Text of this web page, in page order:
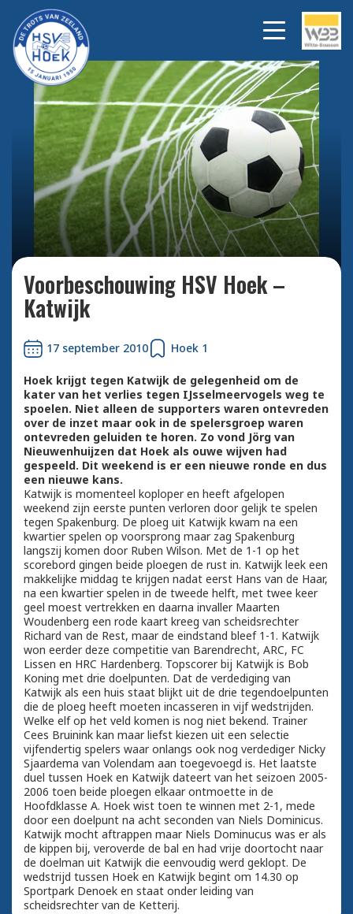
Bekijk alle foto's
Voorbeschouwing HSV Hoek –
Katwijk
17 september 2010 Hoek 1
Hoek krijgt tegen Katwijk de gelegenheid om de
kater van het verlies tegen IJsselmeervogels weg te
spoelen. Niet alleen de supporters waren ontevreden
over de inzet maar ook in de spelersgroep waren
ontevreden geluiden te horen. Zo vond Jörg van
Nieuwenhuijzen dat Hoek als ouwe wijven had
gespeeld. Dit weekend is er een nieuwe ronde en dus
een nieuwe kans.
Katwijk is momenteel koploper en heeft afgelopen
weekend zijn eerste punten verloren door gelijk te spelen
tegen Spakenburg. De ploeg uit Katwijk kwam na een
kwartier spelen op voorsprong maar zag Spakenburg
langszij komen door Ruben Wilson. Met de 1-1 op het
scorebord gingen beide ploegen de rust in. Katwijk leek een
makkelijke middag te krijgen nadat eerst Hans van de Haar,
na een kwartier spelen in de tweede helft, met twee keer
geel moest vertrekken en daarna invaller Maarten
Woudenberg een rode kaart kreeg van scheidsrechter
Richard van de Rest, maar de eindstand bleef 1-1. Katwijk
won eerder deze competitie van Barendrecht, ARC, FC
Lissen en HRC Hardenberg. Topscorer bij Katwijk is Bob
Koning met drie doelpunten. Dat de verdediging van
Katwijk als een huis staat blijkt uit de drie tegendoelpunten
die de ploeg heeft moeten incasseren in vijf wedstrijden.
Welke elf op het veld komen is nog niet bekend. Trainer
Cees Bruinink kan maar liefst kiezen uit een selectie
vijfendertig spelers waar onlangs ook nog verdediger Nicky
Sjaardema van Volendam aan toegevoegd is. Het laatste
duel tussen Hoek en Katwijk dateert van het seizoen 2005-
2006 toen beide ploegen elkaar ontmoette in de
Hoofdklasse A. Hoek wist toen te winnen met 2-1, mede
door een doelpunt na acht seconden van Niels Dominicus.
Katwijk mocht aftrappen maar Niels Dominucus was er als
de kippen bij, veroverde de bal en had vrije doortocht naar
de doelman uit Katwijk die eenvoudig werd geklopt. De
wedstrijd tussen Hoek en Katwijk begint om 14.30 op
Sportpark Denoek en staat onder leiding van
scheidsrechter van de Ketterij.